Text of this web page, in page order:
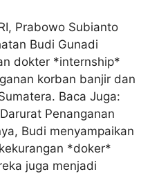
Prabowo Subianto
Budi Gunadi
dokter *internship*
korban banjir dan
Baca Juga:
Penanganan
Budi menyampaikan
*doker*
juga menjadi